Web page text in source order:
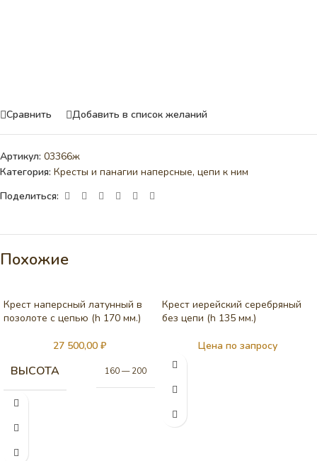
Сравнить Добавить в список желаний
Артикул: 03366ж
Категория: Кресты и панагии наперсные, цепи к ним
Поделиться:
Похожие
Крест наперсный латунный в
позолоте с цепью (h 170 мм.)
27 500,00 ₽
ВЫСОТА 160 — 200
Крест иерейский серебряный
без цепи (h 135 мм.)
Цена по запросу